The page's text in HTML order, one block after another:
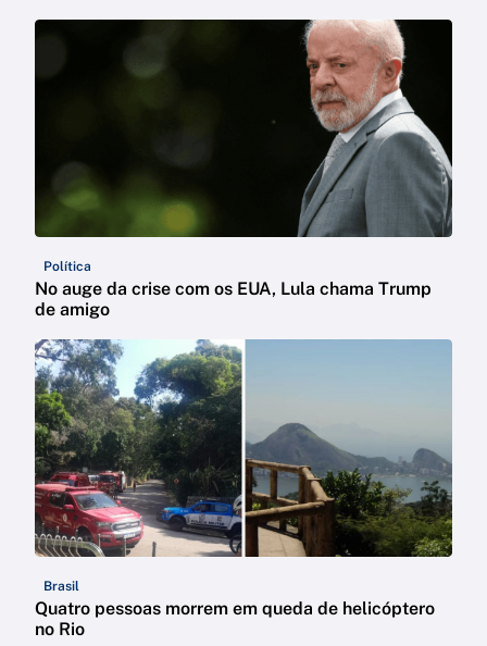
Política
No auge da crise com os EUA, Lula chama Trump
de amigo
Brasil
Quatro pessoas morrem em queda de helicóptero
no Rio